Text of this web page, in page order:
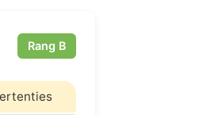
Rang B